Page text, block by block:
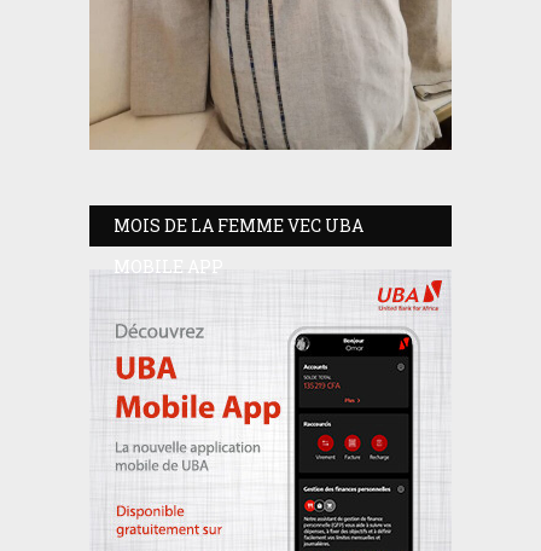
MOIS DE LA FEMME VEC UBA
MOBILE APP